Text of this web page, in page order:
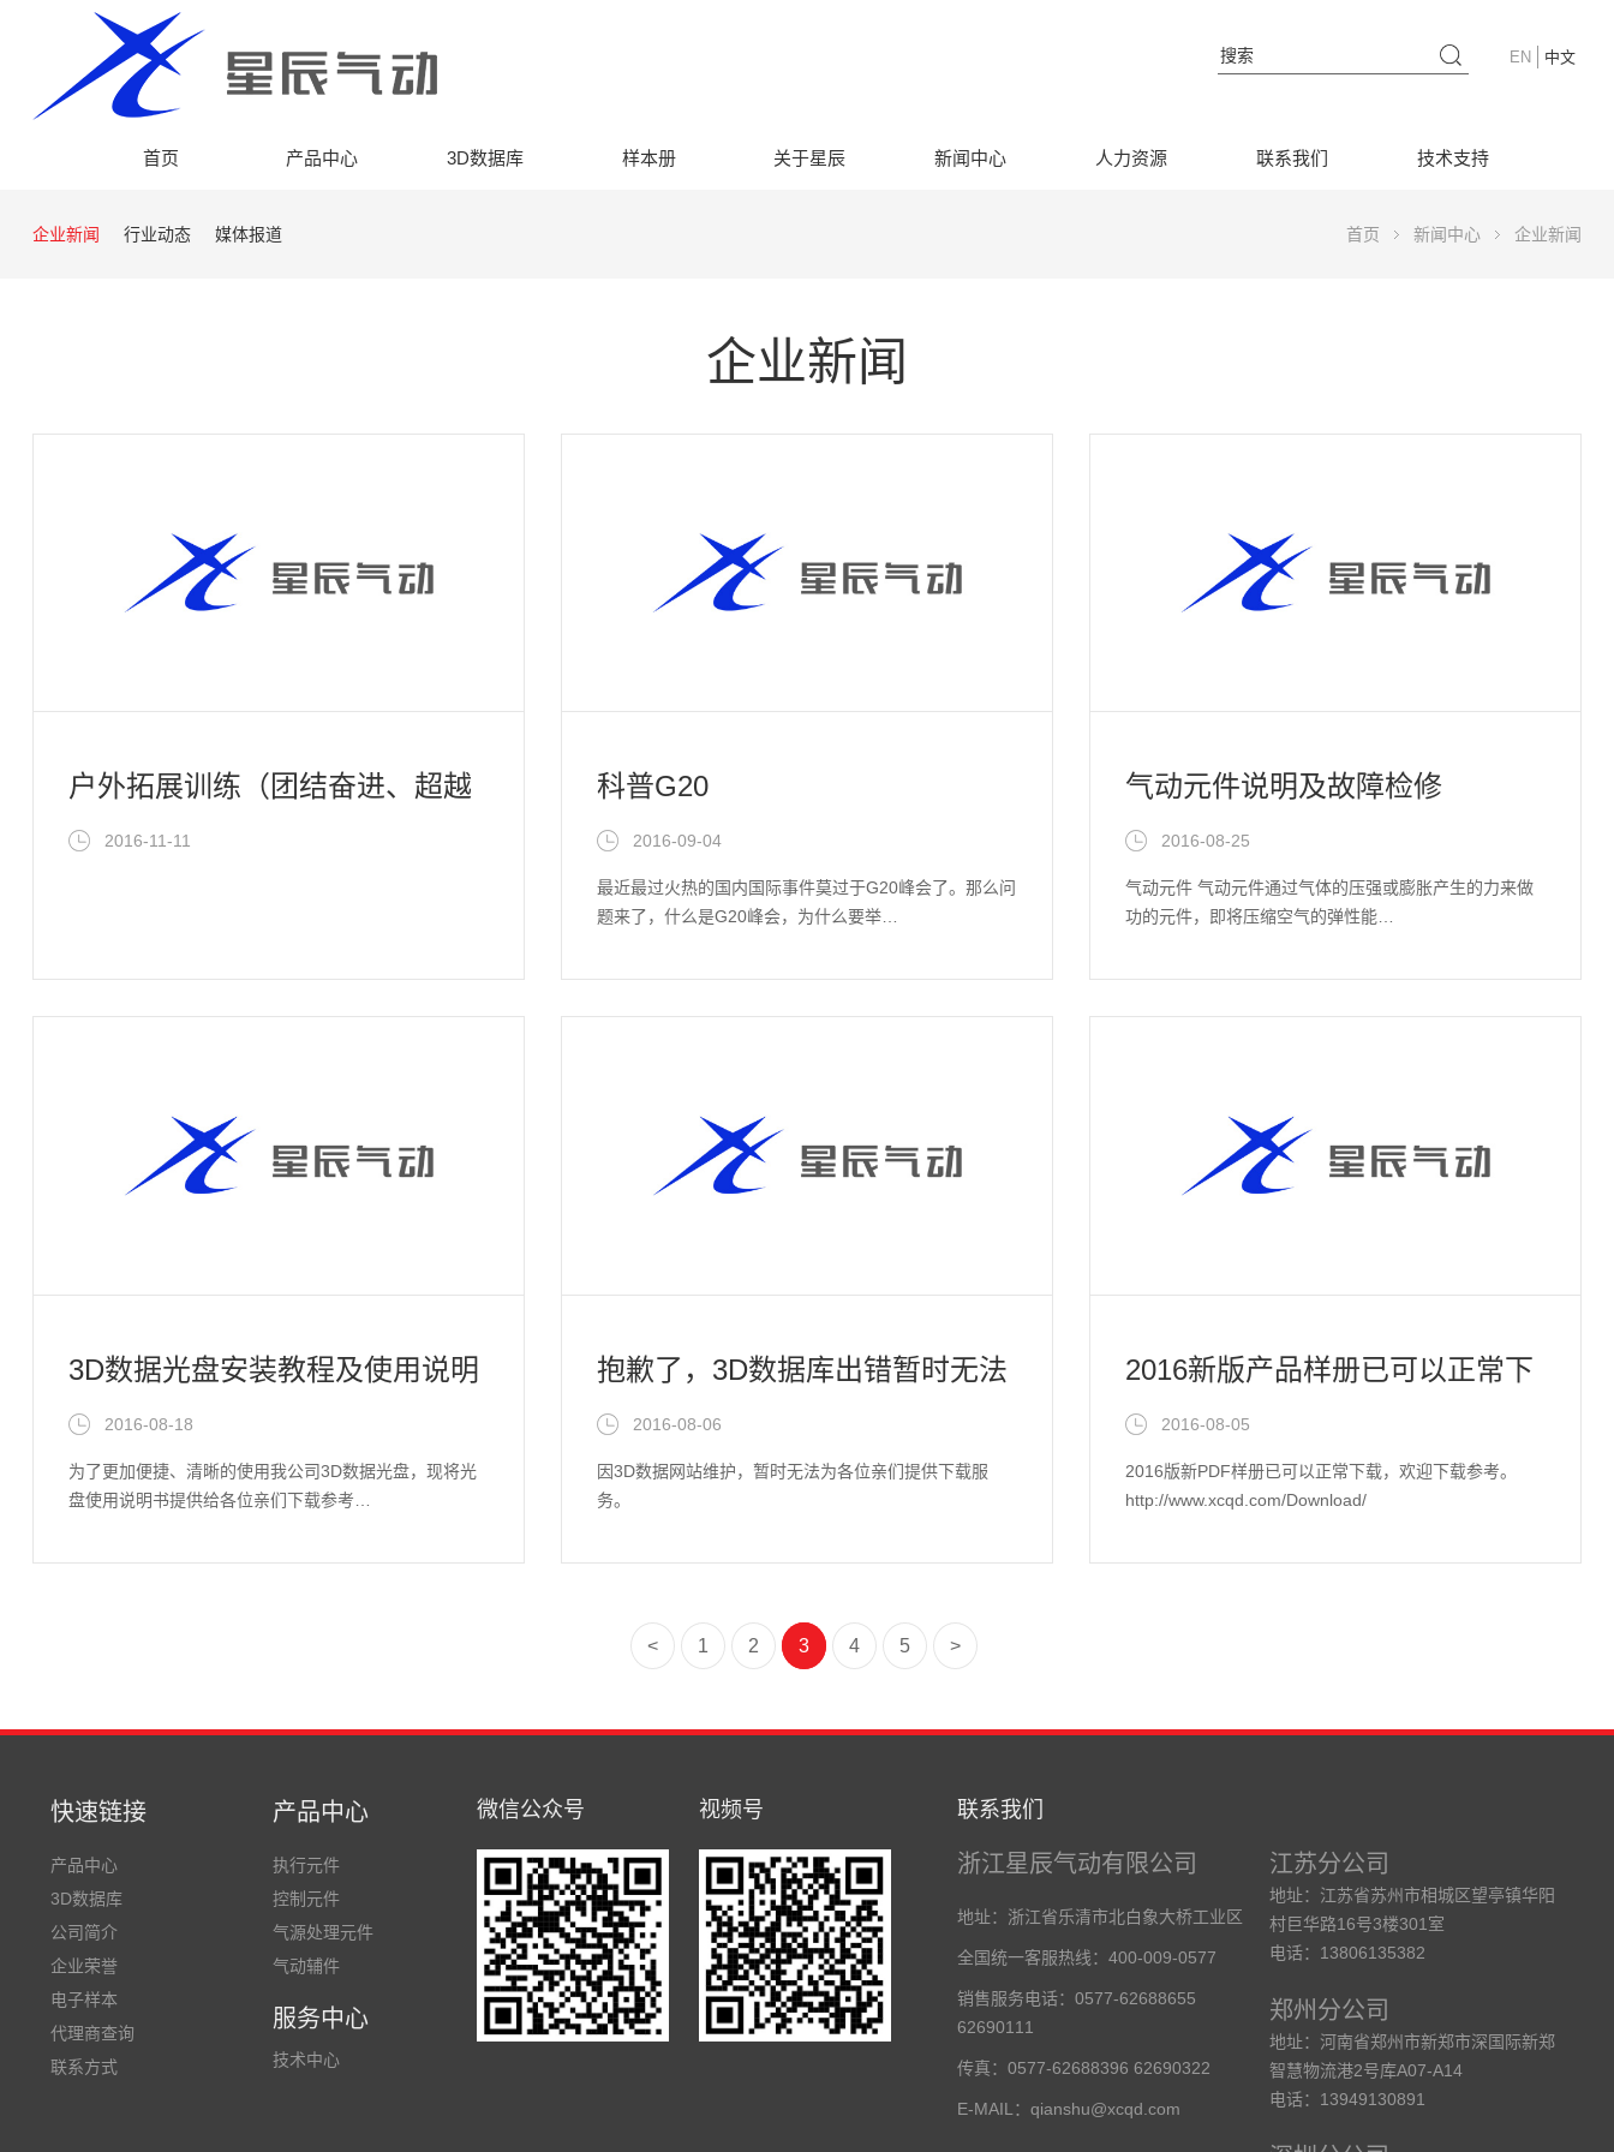
EN 中文
首页 产品中心 3D数据库 样本册 关于星辰 新闻中心 人力资源 联系我们 技术支持
企业新闻 行业动态 媒体报道 首页 新闻中心 企业新闻
企业新闻
户外拓展训练（团结奋进、超越
自我）
2016-11-11
科普G20
2016-09-04
最近最过火热的国内国际事件莫过于G20峰会了。那么问
题来了，什么是G20峰会，为什么要举…
气动元件说明及故障检修
2016-08-25
气动元件 气动元件通过气体的压强或膨胀产生的力来做
功的元件，即将压缩空气的弹性能…
3D数据光盘安装教程及使用说明
2016-08-18
为了更加便捷、清晰的使用我公司3D数据光盘，现将光
盘使用说明书提供给各位亲们下载参考…
抱歉了，3D数据库出错暂时无法
提供下载服务
2016-08-06
因3D数据网站维护，暂时无法为各位亲们提供下载服
务。
2016新版产品样册已可以正常下
载
2016-08-05
2016版新PDF样册已可以正常下载，欢迎下载参考。
http://www.xcqd.com/Download/
< 1 2 3 4 5 >
快速链接
产品中心
3D数据库
公司简介
企业荣誉
电子样本
代理商查询
联系方式
产品中心
执行元件
控制元件
气源处理元件
气动辅件
服务中心
技术中心
微信公众号 视频号 联系我们
浙江星辰气动有限公司
地址：浙江省乐清市北白象大桥工业区
全国统一客服热线：400-009-0577
销售服务电话：0577-62688655
62690111
传真：0577-62688396 62690322
E-MAIL：qianshu@xcqd.com
江苏分公司
地址：江苏省苏州市相城区望亭镇华阳
村巨华路16号3楼301室
电话：13806135382
郑州分公司
地址：河南省郑州市新郑市深国际新郑
智慧物流港2号库A07-A14
电话：13949130891